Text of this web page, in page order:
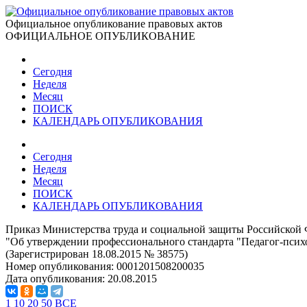
Официальное опубликование правовых актов
ОФИЦИАЛЬНОЕ ОПУБЛИКОВАНИЕ
Сегодня
Неделя
Месяц
ПОИСК
КАЛЕНДАРЬ ОПУБЛИКОВАНИЯ
Сегодня
Неделя
Месяц
ПОИСК
КАЛЕНДАРЬ ОПУБЛИКОВАНИЯ
Приказ Министерства труда и социальной защиты
"Об утверждении профессионального стандарта "Педагог-
(Зарегистрирован 18.08.2015 № 38575)
Номер опубликования: 0001201508200035
Дата опубликования: 20.08.2015
1 10 20 50 ВСЕ